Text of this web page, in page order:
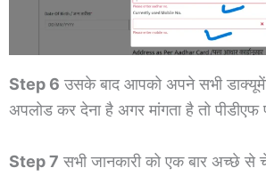
Step 6 उसके बाद आपको अपने सभी
अपलोड कर देना है अगर मांगता है तो
Step 7 सभी जानकारी को एक बार अच्छे